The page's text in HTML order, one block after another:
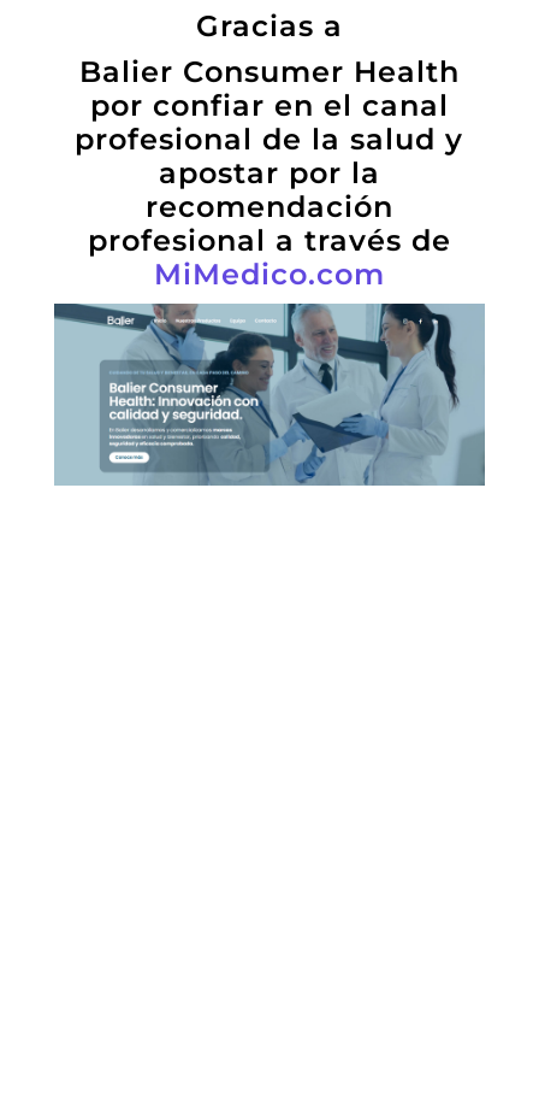
Gracias a
Balier Consumer Health
por confiar en el canal
profesional de la salud y
apostar por la
recomendación
profesional a través de
MiMedico.com